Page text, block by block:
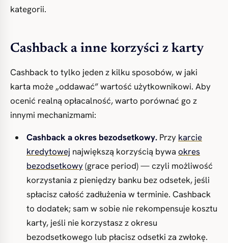
kategorii.
Cashback a inne korzyści z karty
Cashback to tylko jeden z kilku sposobów, w jaki
karta może „oddawać” wartość użytkownikowi. Aby
ocenić realną opłacalność, warto porównać go z
innymi mechanizmami:
Cashback a okres bezodsetkowy. Przy karcie
kredytowej największą korzyścią bywa okres
bezodsetkowy(grace period) — czyli możliwość
korzystania z pieniędzy banku bez odsetek, jeśli
spłacisz całość zadłużenia w terminie. Cashback
to dodatek; sam w sobie nie rekompensuje kosztu
karty, jeśli nie korzystasz z okresu
bezodsetkowego lub płacisz odsetki za zwłokę.